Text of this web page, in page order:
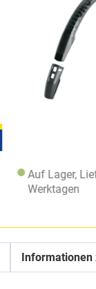
Auf Lager,
Werktagen
Informationen